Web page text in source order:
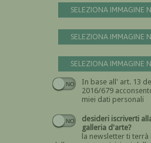
SELEZIONA IMMAGINE
SELEZIONA IMMAGINE
SELEZIONA IMMAGINE
In base all' art. 13
2016/679 acconsento al
miei dati personali
desideri iscriverti alla
galleria d'arte?
la newsletter ti